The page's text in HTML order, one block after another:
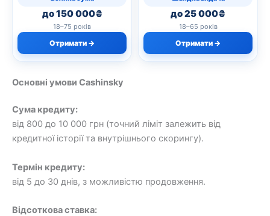
до 150 000₴
18–75 років
Отримати →
до 25 000₴
18–65 років
Отримати →
Основні умови Cashinsky
Сума кредиту:
від 800 до 10 000 грн (точний ліміт залежить від
кредитної історії та внутрішнього скорингу).
Термін кредиту:
від 5 до 30 днів, з можливістю продовження.
Відсоткова ставка: